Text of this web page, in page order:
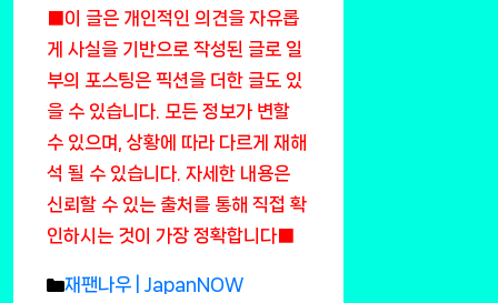
■이 글은 개인적인 의견을 자유롭
게 사실을 기반으로 작성된 글로 일
부의 포스팅은 픽션을 더한 글도 있
을 수 있습니다. 모든 정보가 변할
수 있으며, 상황에 따라 다르게 재해
석 될 수 있습니다. 자세한 내용은
신뢰할 수 있는 출처를 통해 직접 확
인하시는 것이 가장 정확합니다■
Categories
재팬나우 | JapanNOW